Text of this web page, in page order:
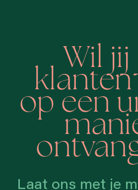
Wil jij
op een
Laat ons met je